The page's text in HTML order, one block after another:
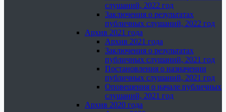
слушаний, 2022 год
Заключения о результатах
публичных слушаний, 2022 год
Архив 2021 года
Архив 2021 года
Заключения о результатах
публичных слушаний, 2021 год
Постановления о назначении
публичных слушаний, 2021 год
Оповещения о начале публичных
слушаний, 2021 год
Архив 2020 года